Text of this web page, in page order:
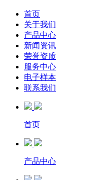
首页
关于我们
产品中心
新闻资讯
荣誉资质
服务中心
电子样本
联系我们
首页
产品中心